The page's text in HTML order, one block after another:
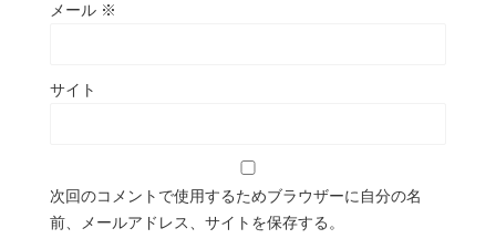
メール ※
サイト
次回のコメントで使用するためブラウザーに自分の名
前、メールアドレス、サイトを保存する。